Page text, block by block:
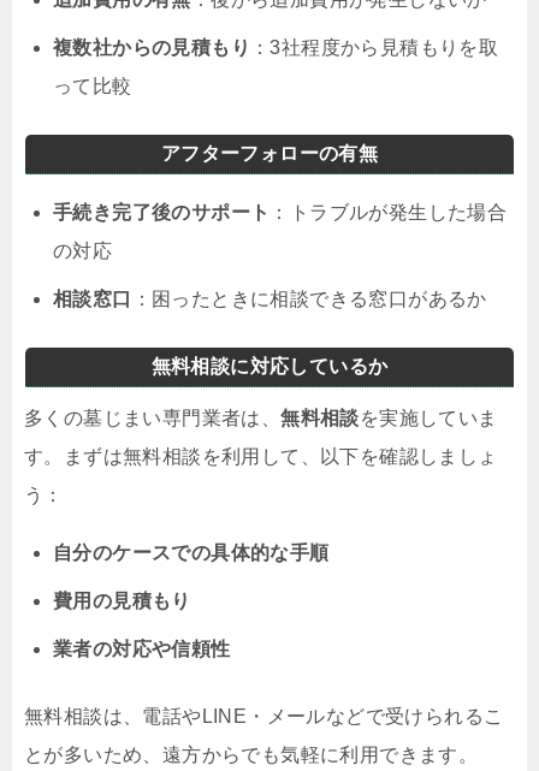
複数社からの見積もり ：3社程度から見積もりを取
って比較
アフターフォローの有無
手続き完了後のサポート ：トラブルが発生した場合
の対応
相談窓口 ：困ったときに相談できる窓口があるか
無料相談に対応しているか
多くの墓じまい専門業者は、無料相談を実施していま
す。まずは無料相談を利用して、以下を確認しましょ
う：
自分のケースでの具体的な手順
費用の見積もり
業者の対応や信頼性
無料相談は、電話やLINE・メールなどで受けられるこ
とが多いため、遠方からでも気軽に利用できます。